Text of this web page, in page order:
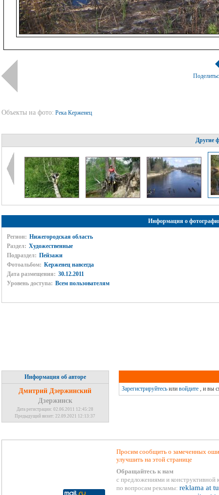
Объекты на фото: Река Керженец
Другие
Информация о
Регион: Нижегородская область
Раздел: Художественные
Подраздел: Пейзажи
Фотоальбом: Керженец навсегда
Дата размещения: 30.12.2011
Уровень доступа: Всем пользователям
Информация об авторе
Дмитрий Дзержинский
Дзержинск
Дата регистрации: 02.06.2011 12:45:28
Предыдущий визит: 22.09.2021 12:13:37
Зарегистрируйтесьили войдите, и вы
Просим сообщить о замеченных
улучшить на этой странице
Обращайтесь к нам
с предложениями и конструктивной
по вопросам рекламы: reklama at